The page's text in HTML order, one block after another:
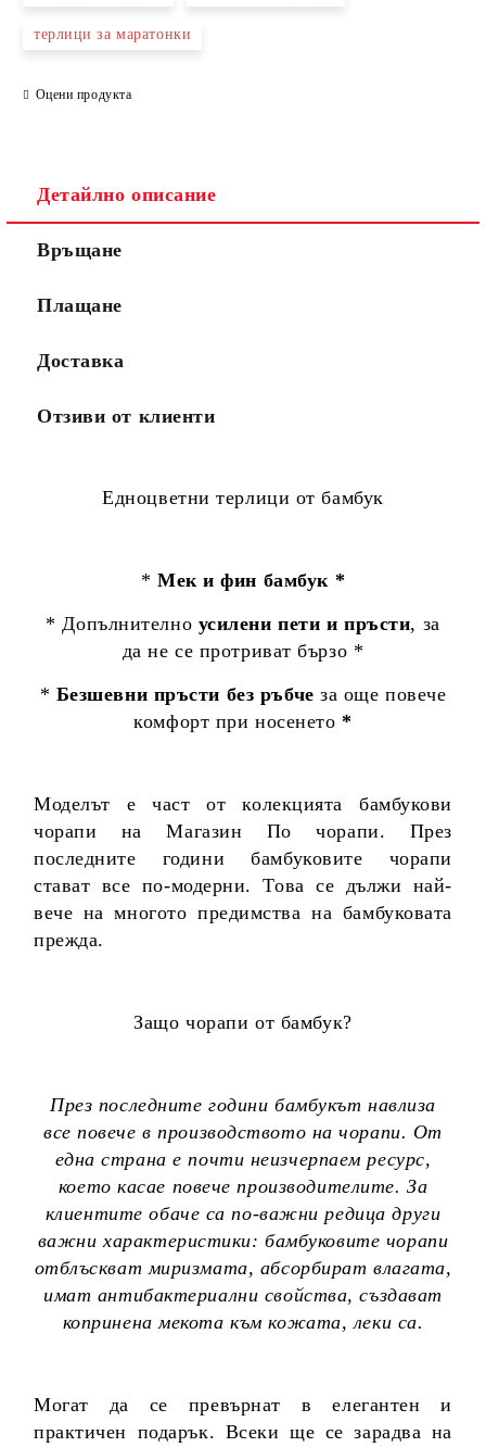
терлици за маратонки
Оцени продукта
Детайлно описание
Връщане
Плащане
Доставка
Отзиви от клиенти
Едноцветни терлици от бамбук
*Мек и фин бамбук *
* Допълнително усилени пети и пръсти, за
да не се протриват бързо *
* Безшевни пръсти без ръбчеза още повече
комфорт при носенето *
Моделът е част от колекцията бамбукови
чорапи на Магазин По чорапи. През
последните години бамбуковите чорапи
стават все по-модерни. Това се дължи най-
вече на многото предимства на бамбуковата
прежда.
Защо чорапи от бамбук?
През последните години бамбукът навлиза
все повече в производството на чорапи. От
една страна е почти неизчерпаем ресурс,
което касае повече производителите. За
клиентите обаче са по-важни редица други
важни характеристики: бамбуковите чорапи
отблъскват миризмата, абсорбират влагата,
имат антибактериални свойства, създават
копринена мекота към кожата, леки са.
Могат да се превърнат в елегантен и
практичен подарък. Всеки ще се зарадва на